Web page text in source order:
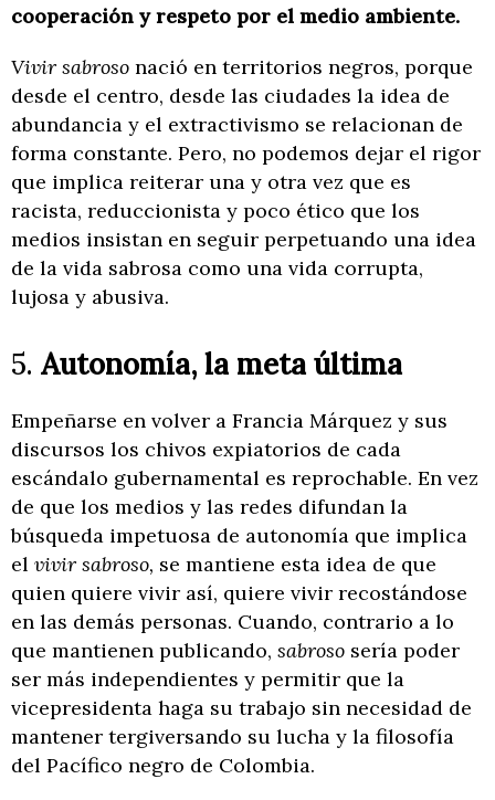
cooperación y respeto por el medio ambiente.
Vivir sabroso nació en territorios negros, porque
desde el centro, desde las ciudades la idea de
abundancia y el extractivismo se relacionan de
forma constante. Pero, no podemos dejar el rigor
que implica reiterar una y otra vez que es
racista, reduccionista y poco ético que los
medios insistan en seguir perpetuando una idea
de la vida sabrosa como una vida corrupta,
lujosa y abusiva.
5. Autonomía, la meta última
Empeñarse en volver a Francia Márquez y sus
discursos los chivos expiatorios de cada
escándalo gubernamental es reprochable. En vez
de que los medios y las redes difundan la
búsqueda impetuosa de autonomía que implica
el vivir sabroso, se mantiene esta idea de que
quien quiere vivir así, quiere vivir recostándose
en las demás personas. Cuando, contrario a lo
que mantienen publicando, sabroso sería poder
ser más independientes y permitir que la
vicepresidenta haga su trabajo sin necesidad de
mantener tergiversando su lucha y la filosofía
del Pacífico negro de Colombia.